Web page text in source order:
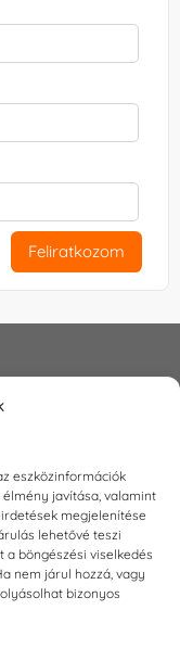
eszközinformációk
javítása, valamint
megjelenítése
lehetővé teszi
a böngészési viselkedés
nem járul hozzá, vagy
bizonyos
Feliratkozom